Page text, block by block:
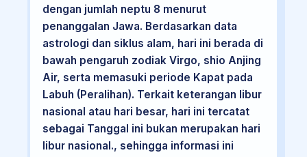
dengan jumlah neptu 8 menurut
penanggalan Jawa. Berdasarkan data
astrologi dan siklus alam, hari ini berada di
bawah pengaruh zodiak Virgo, shio Anjing
Air, serta memasuki periode Kapat pada
Labuh (Peralihan). Terkait keterangan libur
nasional atau hari besar, hari ini tercatat
sebagai Tanggal ini bukan merupakan hari
libur nasional., sehingga informasi ini